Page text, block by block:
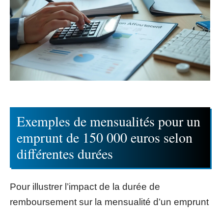
Exemples de mensualités pour un
emprunt de 150 000 euros selon
différentes durées
Pour illustrer l’impact de la durée de
remboursement sur la mensualité d’un emprunt